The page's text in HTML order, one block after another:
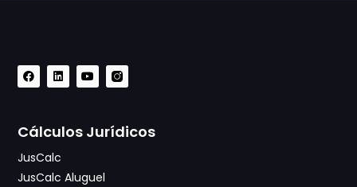
Cálculos Jurídicos
JusCalc
JusCalc Aluguel